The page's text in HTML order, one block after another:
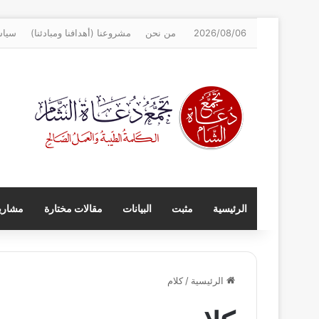
2026/08/06 من نحن مشروعنا (أهدافنا ومبادئنا)
الرئيسية مثبت البيانات مقالات مختارة
الرئيسية / كلام